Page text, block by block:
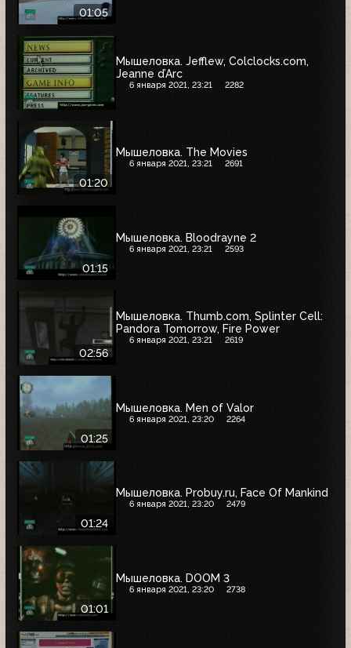
01:05
Мышеловка. Jefflew, Colclocks.com,
Jeanne d’Arc
6 января 2021, 23:21 2282
01:20
Мышеловка. The Movies
6 января 2021, 23:21 2691
01:15
Мышеловка. Bloodrayne 2
6 января 2021, 23:21 2593
02:56
Мышеловка. Thumb.com, Splinter Cell:
Pandora Tomorrow, Fire Power
6 января 2021, 23:21 2619
01:25
Мышеловка. Men of Valor
6 января 2021, 23:20 2264
01:24
Мышеловка. Probuy.ru, Face Of Mankind
6 января 2021, 23:20 2479
01:01
Мышеловка. DOOM 3
6 января 2021, 23:20 2738